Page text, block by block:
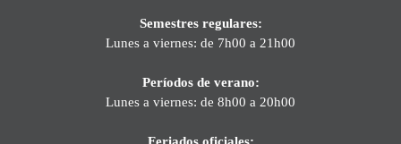
Semestres regulares:
Lunes a viernes: de 7h00 a 21h00
Períodos de verano:
Lunes a viernes: de 8h00 a 20h00
Feriados oficiales: